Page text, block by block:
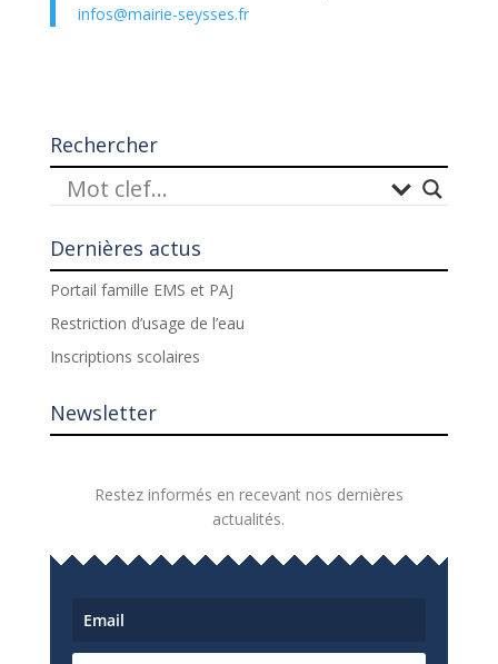
infos@mairie-seysses.fr
Rechercher
Dernières actus
Portail famille EMS et PAJ
Restriction d’usage de l’eau
Inscriptions scolaires
Newsletter
Restez informés en recevant nos dernières
actualités.